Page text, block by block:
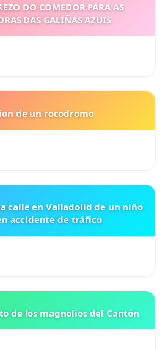
DO COMEDOR PARA AS
DAS GALIÑAS AZUIS
de un rocodromo
calle en Valladolid de un niño
accidente de tráfico
de los magnolios del Cantón